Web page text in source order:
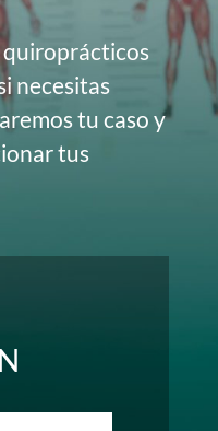
quiroprácticos
necesitas
tu caso y
tus